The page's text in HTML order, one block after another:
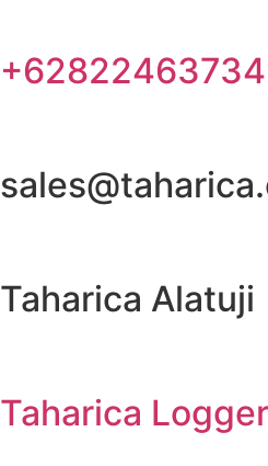
Taharica Alatuji
Taharica